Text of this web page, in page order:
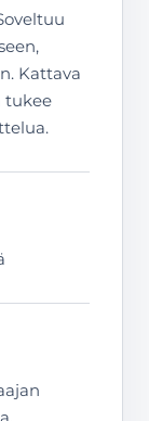
Kattava
tukee